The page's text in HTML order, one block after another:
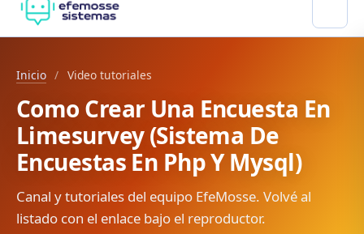
Inicio / Video tutoriales
Como Crear Una Encuesta En
Limesurvey (Sistema De
Encuestas En Php Y Mysql)
Canal y tutoriales del equipo EfeMosse. Volvé al
listado con el enlace bajo el reproductor.